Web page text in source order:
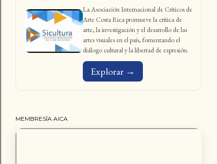
La Asociación Internacional de Críticos de
Arte Costa Rica promueve la crítica de
arte, la investigación y el desarrollo de las
artes visuales en el país, fomentando el
diálogo cultural y la libertad de expresión.
Explorar →
MEMBRESÍA AICA